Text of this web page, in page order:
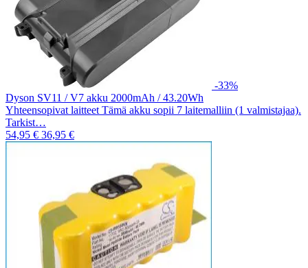
-33%
Dyson SV11 / V7 akku 2000mAh / 43.20Wh
Yhteensopivat laitteet Tämä akku sopii 7 laitemalliin (1 valmistajaa).
Tarkist…
54,95 € 36,95 €